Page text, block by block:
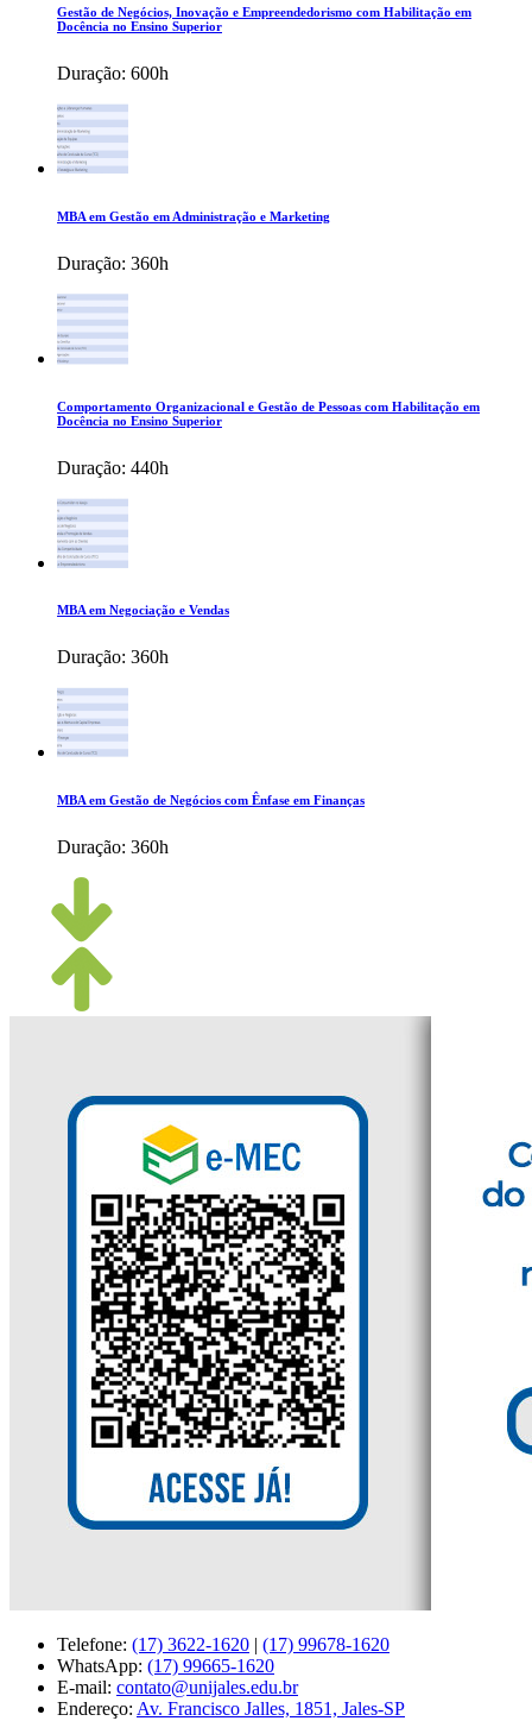
Gestão de Negócios, Inovação e Empreendedorismo com Habilitação em
Docência no Ensino Superior
Duração: 600h
MBA em Gestão em Administração e Marketing
Duração: 360h
Comportamento Organizacional e Gestão de Pessoas com Habilitação em
Docência no Ensino Superior
Duração: 440h
MBA em Negociação e Vendas
Duração: 360h
MBA em Gestão de Negócios com Ênfase em Finanças
Duração: 360h
Telefone: (17) 3622-1620 | (17) 99678-1620
WhatsApp: (17) 99665-1620
E-mail: contato@unijales.edu.br
Endereço: Av. Francisco Jalles, 1851, Jales-SP